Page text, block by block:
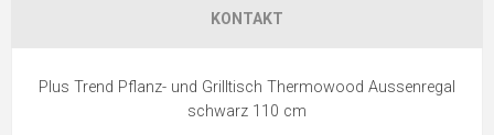
KONTAKT
Plus Trend Pflanz- und Grilltisch Thermowood Aussenregal
schwarz 110 cm